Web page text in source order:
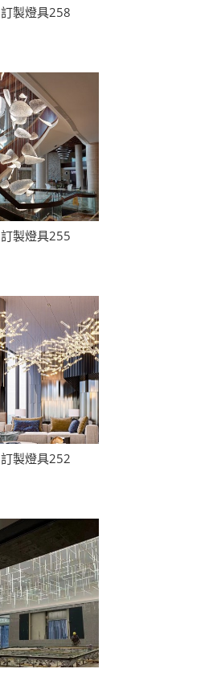
訂製燈具258
訂製燈具255
訂製燈具252